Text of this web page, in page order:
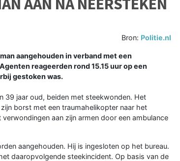
Bron: Politie.nl
aangehouden in verband met een
reageerden rond 15.15 uur op een
gestoken was.
39 jaar oud, beiden met steekwonden. Het
borst met een traumahelikopter naar het
aan zijn armen door een ambulance
aangehouden. Hij is ingesloten op het bureau.
daaropvolgende steekincident. Op basis van de